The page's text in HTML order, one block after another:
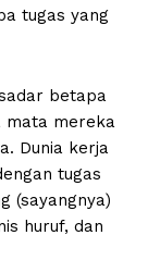
tugas yang
betapa
mereka
Dunia kerja
tugas
(sayangnya)
huruf, dan